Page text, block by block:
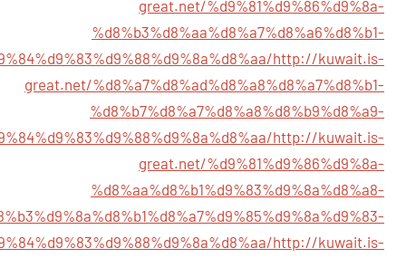
great.net/%d9%81%d9%86%d9%8a-
%d8%b3%d8%aa%d8%a7%d8%a6%d8%b1-
http://kuwait.is-
great.net/%d8%a7%d8%ad%d8%a8%d8%a7%d8%b1-
%d8%b7%d8%a7%d8%a8%d8%b9%d8%a9-
http://kuwait.is-
great.net/%d9%81%d9%86%d9%8a-
%d8%aa%d8%b1%d9%83%d9%8a%d8%a8-
http://kuwait.is-